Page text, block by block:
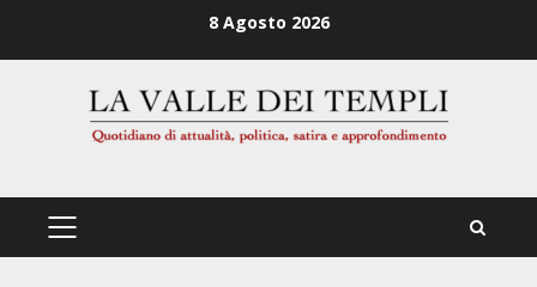
8 Agosto 2026
PRIMÄRES